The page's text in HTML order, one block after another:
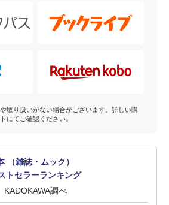
取り扱いがない場合がございます。詳しい購
にてご確認ください。
（雑誌・ムック）
トセラーランキング
KADOKAWA調べ